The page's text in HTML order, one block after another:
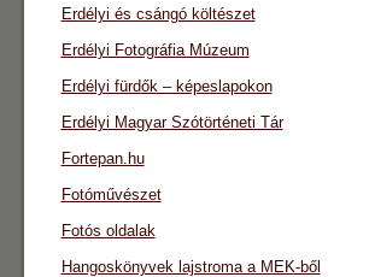
Erdélyi és csángó költészet
Erdélyi Fotográfia Múzeum
Erdélyi fürdők – képeslapokon
Erdélyi Magyar Szótörténeti Tár
Fortepan.hu
Fotóművészet
Fotós oldalak
Hangoskönyvek lajstroma a MEK-ből